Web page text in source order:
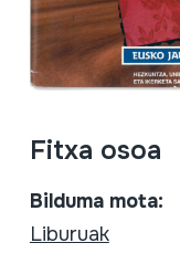
Fitxa osoa
Bilduma mota:
Liburuak